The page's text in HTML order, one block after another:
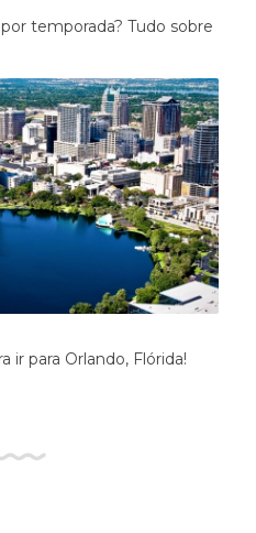
temporada? Tudo sobre
ir para Orlando, Flórida!